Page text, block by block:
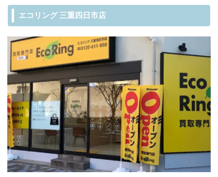
エコリング 三重四日市店